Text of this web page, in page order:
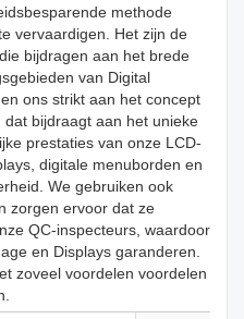
methode
vervaardigen. Het zijn de
bijdragen aan het brede
van Digital
ons strikt aan het concept
bijdraagt ​​aan het unieke
prestaties van onze LCD-
digitale menuborden en
We gebruiken ook
zorgen ervoor dat ze
QC-inspecteurs, waardoor
en Displays garanderen.
zoveel voordelen voordelen